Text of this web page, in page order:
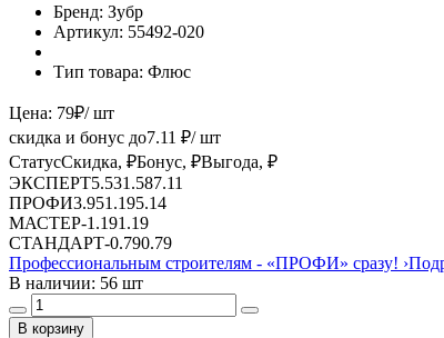
Бренд: Зубр
Артикул: 55492-020
Тип товара: Флюс
Цена: 79₽/ шт
скидка и бонус до7.11 ₽/ шт
СтатусСкидка, ₽Бонус, ₽Выгода, ₽
ЭКСПЕРТ5.531.587.11
ПРОФИ3.951.195.14
МАСТЕР-1.191.19
СТАНДАРТ-0.790.79
Профессиональным строителям - «ПРОФИ» сразу! ›
В наличии: 56 шт
В корзину